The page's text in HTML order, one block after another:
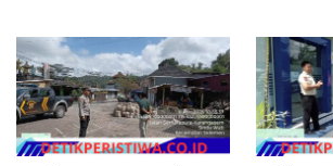
Merah